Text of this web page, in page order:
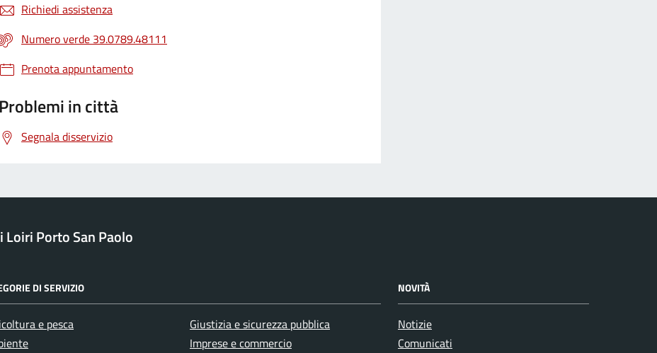
Richiedi assistenza
Numero verde 39.0789.48111
Prenota appuntamento
Problemi in città
Segnala disservizio
Loiri Porto San Paolo
DI SERVIZIO
e pesca
Giustizia e sicurezza pubblica
Imprese e commercio
NOVITÀ
Notizie
Comunicati